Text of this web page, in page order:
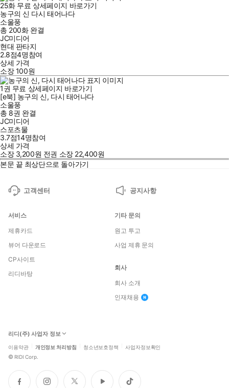
25화 무료 상세페이지 바로가기
농구의 신 다시 태어나다
소울풍
총 200화 완결
JC미디어
현대 판타지
2.8점4명참여
상세 가격
소장100원
1권 무료 상세페이지 바로가기
[e북] 농구의 신, 다시 태어나다
소울풍
총 8권 완결
JC미디어
스포츠물
3.7점14명참여
상세 가격
소장 3,200원 전권 소장 22,400원
본문 끝 최상단으로 돌아가기
고객센터 공지사항
서비스
제휴카드
뷰어 다운로드
CP사이트
리디바탕
기타 문의
원고 투고
사업 제휴 문의
회사
회사 소개
인재채용
리디(주) 사업자 정보
이용약관 개인정보 처리방침 청소년보호정책 사업자정보확인
© RIDI Corp.
페 인 트 유 틱